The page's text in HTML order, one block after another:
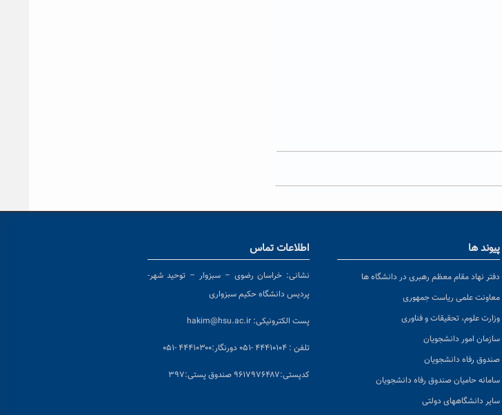
پیوند ها
دفتر نهاد مقام معظم رهبری در دانشگاه ها
معاونت علمی ریاست جمهوری
وزارت علوم، تحقیقات و فناوری
سازمان امور دانشجویان
صندوق رفاه دانشجویان
سامانه حامیان صندوق رفاه دانشجویان
سایر دانشگاههای دولتی
اطلاعات تماس
نشانی: خراسان رضوی – سبزوار – توحید شهر-
پردیس دانشگاه حکیم سبزواری
پست الکترونیکی: hakim@hsu.ac.ir
تلفن : ۴۴۴۱۰۱۰۴ -۰۵۱ دورنگار:۴۴۴۱۰۳۰۰ -۰۵۱
کدپستی:۹۶۱۷۹۷۶۴۸۷ صندوق پستی:۳۹۷